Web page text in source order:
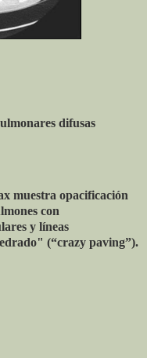
difusas
muestra opacificación
con
y líneas
(“crazy paving”).